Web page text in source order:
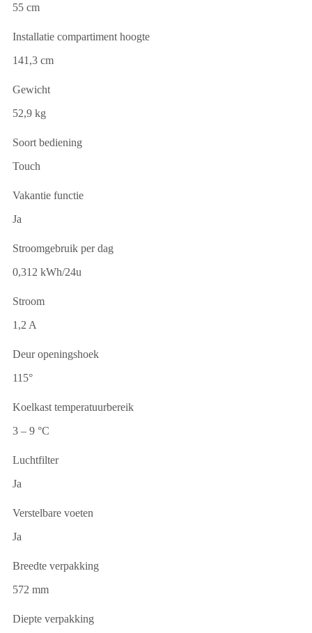
55 cm
Installatie compartiment hoogte
141,3 cm
Gewicht
52,9 kg
Soort bediening
Touch
Vakantie functie
Ja
Stroomgebruik per dag
0,312 kWh/24u
Stroom
1,2 A
Deur openingshoek
115°
Koelkast temperatuurbereik
3 – 9 °C
Luchtfilter
Ja
Verstelbare voeten
Ja
Breedte verpakking
572 mm
Diepte verpakking